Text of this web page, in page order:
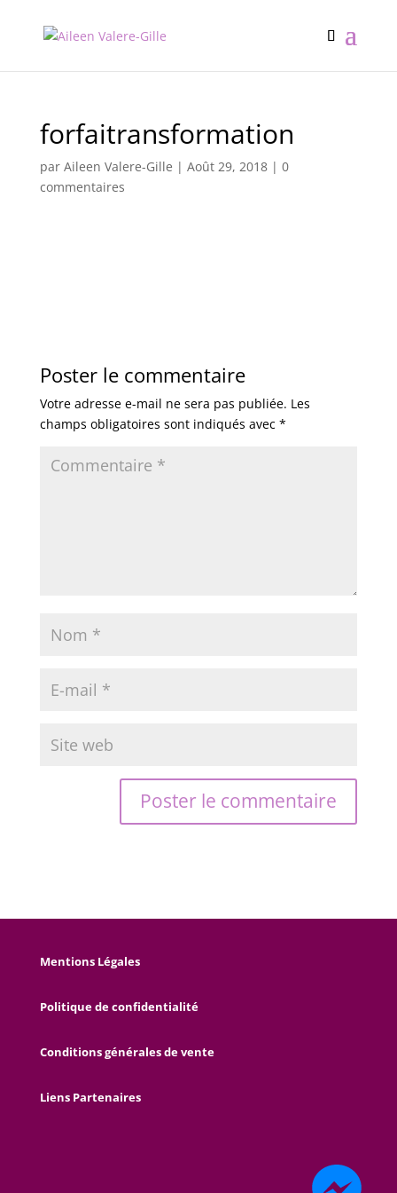
forfaitransformation
par Aileen Valere-Gille | Août 29, 2018| 0
commentaires
Poster le commentaire
Votre adresse e-mail ne sera pas publiée. Les
champs obligatoires sont indiqués avec *
Mentions Légales
Politique de confidentialité
Conditions générales de vente
Liens Partenaires